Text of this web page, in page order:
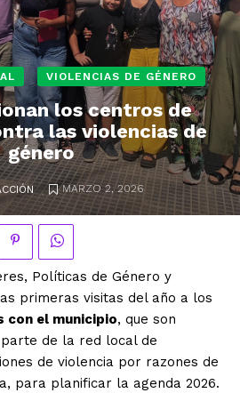
VIOLENCIAS DE GÉNERO
los centros de
las violencias de
género
. MARZO 2, 2026
Políticas de Género y
primeras visitas del año a los
con el municipio, que son
de la red local de
de violencia por razones de
para planificar la agenda 2026.